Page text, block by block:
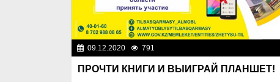
09.12.2020 791
ПРОЧТИ КНИГИ И ВЫИГРАЙ ПЛАНШЕТ!